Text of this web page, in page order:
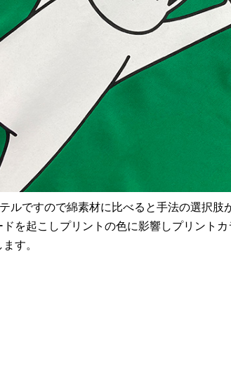
ルですので綿素材に比べると手法の選択
を起こしプリントの色に影響しプリント
す。